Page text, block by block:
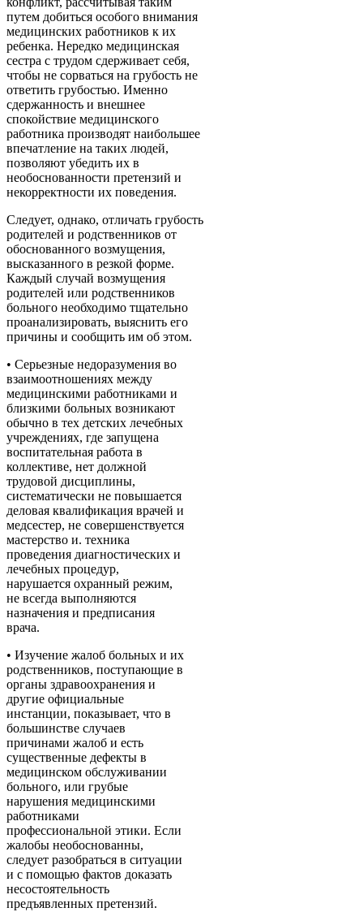
путем добиться особого внимания
медицинских работников к их
ребенка. Нередко медицинская
сестра с трудом сдерживает себя,
чтобы не сорваться на грубость не
ответить грубостью. Именно
сдержанность и внешнее
спокойствие медицинского
работника производят наибольшее
впечатление на таких людей,
позволяют убедить их в
необоснованности претензий и
некорректности их поведения.
Следует, однако, отличать грубость
родителей и родственников от
обоснованного возмущения,
высказанного в резкой форме.
Каждый случай возмущения
родителей или родственников
больного необходимо тщательно
проанализировать, выяснить его
причины и сообщить им об этом.
• Серьезные недоразумения во
взаимоотношениях между
медицинскими работниками и
близкими больных возникают
обычно в тех детских лечебных
учреждениях, где запущена
воспитательная работа в
коллективе, нет должной
трудовой дисциплины,
систематически не повышается
деловая квалификация врачей и
медсестер, не совершенствуется
мастерство и. техника
проведения диагностических и
лечебных процедур,
нарушается охранный режим,
не всегда выполняются
назначения и предписания
врача.
• Изучение жалоб больных и их
родственников, поступающие в
органы здравоохранения и
другие официальные
инстанции, показывает, что в
большинстве случаев
причинами жалоб и есть
существенные дефекты в
медицинском обслуживании
больного, или грубые
нарушения медицинскими
работниками
профессиональной этики. Если
жалобы необоснованны,
следует разобраться в ситуации
и с помощью фактов доказать
несостоятельность
предъявленных претензий.